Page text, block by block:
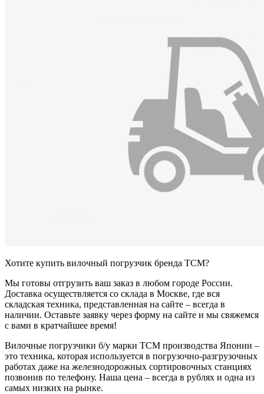
Хотите купить вилочный погрузчик бренда TCM?
Мы готовы отгрузить ваш заказ в любом городе России.
Доставка осуществляется со склада в Москве, где вся
складская техника, представленная на сайте – всегда в
наличии. Оставьте заявку через форму на сайте и мы свяжемся
с вами в кратчайшее время!
Вилочные погрузчики б/у марки TCM производства Японии –
это техника, которая используется в погрузочно-разгрузочных
работах даже на железнодорожных сортировочных станциях
позвонив по телефону. Наша цена – всегда в рублях и одна из
самых низких на рынке.